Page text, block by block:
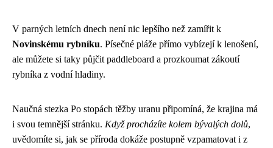
V parných letních dnech není nic lepšího než zamířit k
Novinskému rybníku. Písečné pláže přímo vybízejí k lenošení,
ale můžete si taky půjčit paddleboard a prozkoumat zákoutí
rybníka z vodní hladiny.
Naučná stezka Po stopách těžby uranu připomíná, že krajina má
i svou temnější stránku. Když procházíte kolem bývalých dolů,
uvědomíte si, jak se příroda dokáže postupně vzpamatovat i z